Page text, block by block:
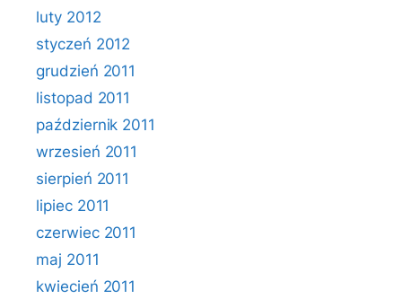
luty 2012
styczeń 2012
grudzień 2011
listopad 2011
październik 2011
wrzesień 2011
sierpień 2011
lipiec 2011
czerwiec 2011
maj 2011
kwiecień 2011